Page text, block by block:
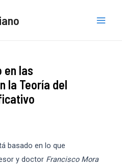
en las
la Teoría del
basado en lo que
y doctor Francisco Mora